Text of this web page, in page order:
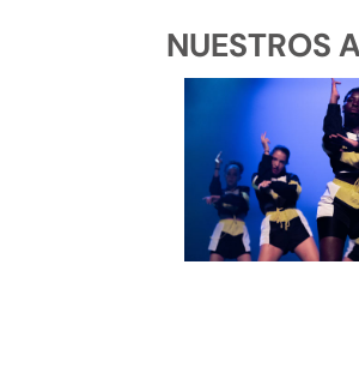
NUESTROS